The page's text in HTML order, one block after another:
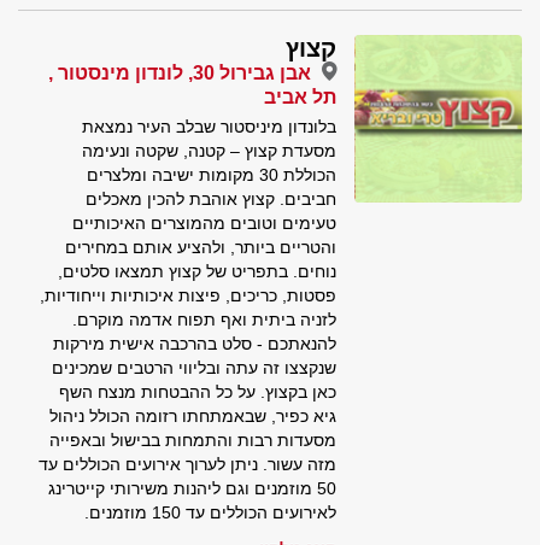
קצוץ
אבן גבירול 30, לונדון מינסטור ,
תל אביב
בלונדון מיניסטור שבלב העיר נמצאת
מסעדת קצוץ – קטנה, שקטה ונעימה
הכוללת 30 מקומות ישיבה ומלצרים
חביבים. קצוץ אוהבת להכין מאכלים
טעימים וטובים מהמוצרים האיכותיים
והטריים ביותר, ולהציע אותם במחירים
נוחים. בתפריט של קצוץ תמצאו סלטים,
פסטות, כריכים, פיצות איכותיות וייחודיות,
לזניה ביתית ואף תפוח אדמה מוקרם.
להנאתכם - סלט בהרכבה אישית מירקות
שנקצצו זה עתה ובליווי הרטבים שמכינים
כאן בקצוץ. על כל ההבטחות מנצח השף
גיא כפיר, שבאמתחתו רזומה הכולל ניהול
מסעדות רבות והתמחות בבישול ובאפייה
מזה עשור. ניתן לערוך אירועים הכוללים עד
50 מוזמנים וגם ליהנות משירותי קייטרינג
לאירועים הכוללים עד 150 מוזמנים.